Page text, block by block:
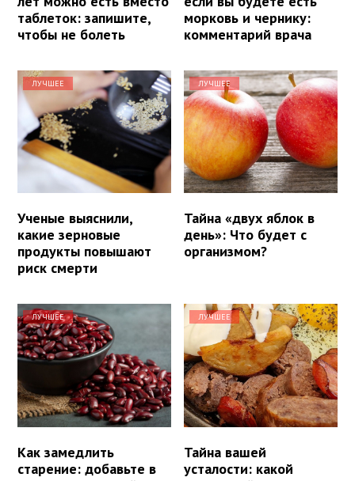
таблеток: запишите,
чтобы не болеть
морковь и чернику:
комментарий врача
ЛУЧШЕЕ
Ученые выяснили,
какие зерновые
продукты повышают
риск смерти
ЛУЧШЕЕ
Тайна «двух яблок в
день»: Что будет с
организмом?
ЛУЧШЕЕ
Как замедлить
старение: добавьте в
ЛУЧШЕЕ
Тайна вашей
усталости: какой